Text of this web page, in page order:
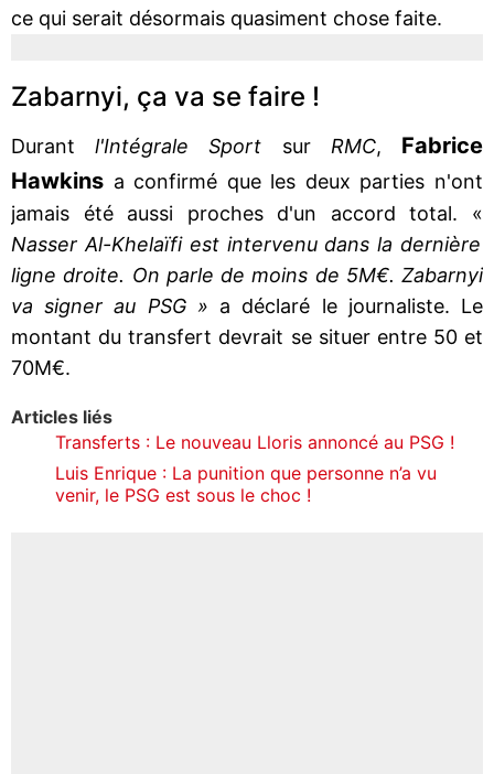
ce qui serait désormais quasiment chose faite.
Zabarnyi, ça va se faire !
Durantl'Intégrale Sport surRMC,
Fabrice
Hawkins a confirmé que les deux parties n'ont
jamais été aussi proches d'un accord total. «
Nasser Al-Khelaïfi est intervenu dans la dernière
ligne droite. On parle de moins de 5M€. Zabarnyi
va signer au PSG » a déclaré le journaliste. Le
montant du transfert devrait se situer entre 50 et
70M€.
Articles liés
Transferts : Le nouveau Lloris annoncé au PSG !
Luis Enrique : La punition que personne n’a vu
venir, le PSG est sous le choc !